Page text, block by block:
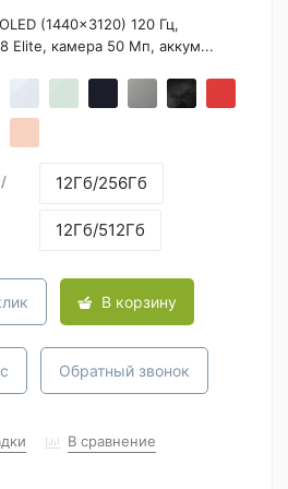
(1440x3120) 120 Гц,
Elite, камера 50 Мп, аккум...
12Гб/256Гб
12Гб/512Гб
В корзину
Обратный звонок
В сравнение